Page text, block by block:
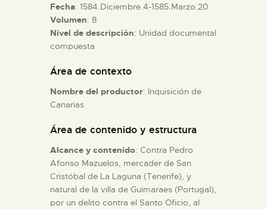
COLECCIONES
ESPAÑOL
Fecha: 1584.Diciembre.4-1585.Marzo.20
Volumen: 8
Nivel de descripción: Unidad documental
compuesta
Área de contexto
Nombre del productor: Inquisición de
Canarias
Área de contenido y estructura
Alcance y contenido: Contra Pedro
Afonso Mazuelos, mercader de San
Cristóbal de La Laguna (Tenerife), y
natural de la villa de Guimaraes (Portugal),
por un delito contra el Santo Oficio, al